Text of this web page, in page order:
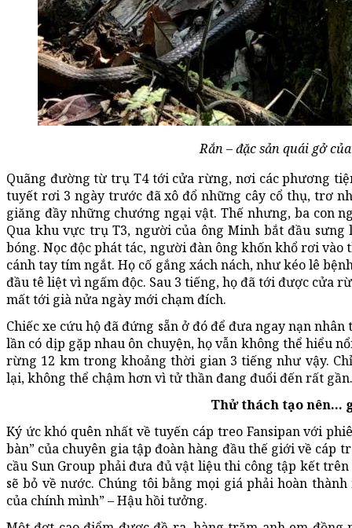
Rắn – đặc sản quái gở
Quãng đường từ trụ T4 tới cửa rừng, nơi các phương
tuyết rơi 3 ngày trước đã xô đổ những cây cổ thụ, trơ
giăng đầy những chướng ngại vật. Thế nhưng, ba con
Qua khu vực trụ T3, người của ông Minh bắt đầu
bóng. Nọc độc phát tác, người đàn ông khốn khổ rơi
cánh tay tím ngắt. Họ cố gắng xách nách, như kéo lê
đầu tê liệt vì ngấm độc. Sau 3 tiếng, họ đã tới được cửa
mất tới già nửa ngày mới chạm đích.
Chiếc xe cứu hộ đã đứng sẵn ở đó để đưa ngay nạn
lần có dịp gặp nhau ôn chuyện, họ vẫn không thể hiểu
rừng 12 km trong khoảng thời gian 3 tiếng như vậy.
lại, không thể chậm hơn vì tử thần đang đuổi đến rất
Thử thách tạo nên…
Ký ức khó quên nhất về tuyến cáp treo Fansipan với
bàn” của chuyên gia tập đoàn hàng đầu thế giới về cáp
cầu Sun Group phải đưa đủ vật liệu thi công tập kết
sẽ bỏ về nước. Chúng tôi bằng mọi giá phải hoàn
của chính mình” – Hậu hồi tưởng.